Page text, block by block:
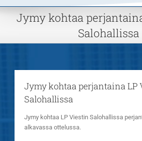
Jymy kohtaa
Salohallissa
Jymy kohtaa perjantaina LP
Salohallissa
Jymy kohtaa LP Viestin Salohallissa
alkavassa ottelussa.